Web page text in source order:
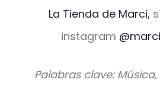
La Tienda de Marci,
instagram
Palabras clave: